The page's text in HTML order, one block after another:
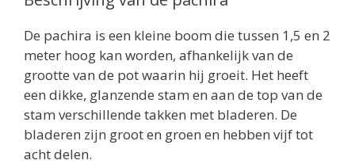
De pachira is een kleine boom die tussen 1,5 en 2
meter hoog kan worden, afhankelijk van de
grootte van de pot waarin hij groeit. Het heeft
een dikke, glanzende stam en aan de top van de
stam verschillende takken met bladeren. De
bladeren zijn groot en groen en hebben vijf tot
acht delen.